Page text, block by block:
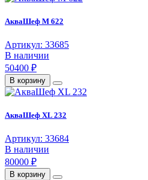
АкваШеф M 622
Артикул: 33685
В наличии
50400 ₽
В корзину
АкваШеф XL 232
Артикул: 33684
В наличии
80000 ₽
В корзину